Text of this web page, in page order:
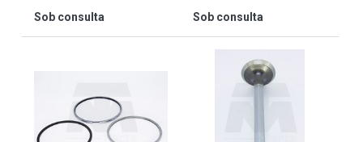
Sob consulta Sob consulta